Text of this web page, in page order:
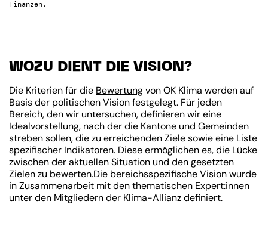
Finanzen.
WOZU DIENT DIE VISION?
Die Kriterien für die Bewertungvon OK Klima werden auf
Basis der politischen Vision festgelegt. Für jeden
Bereich, den wir untersuchen, definieren wir eine
Idealvorstellung, nach der die Kantone und Gemeinden
streben sollen, die zu erreichenden Ziele sowie eine Liste
spezifischer Indikatoren. Diese ermöglichen es, die Lücke
zwischen der aktuellen Situation und den gesetzten
Zielen zu bewerten.Die bereichsspezifische Vision wurde
in Zusammenarbeit mit den thematischen Expert:innen
unter den Mitgliedern der Klima-Allianz definiert.